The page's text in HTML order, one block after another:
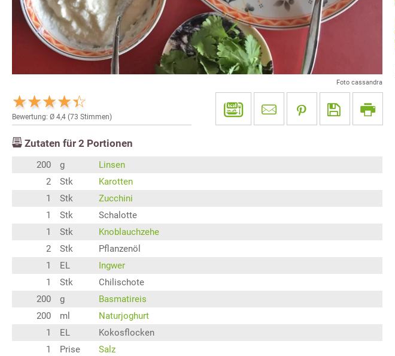
Foto cassandra
Bewertung: Ø 4,4 (73 Stimmen)
Zutaten für 2 Portionen
200 g
Linsen
2
Stk
Karotten
1
Stk
Zucchini
1
Stk
Schalotte
1
Stk
Knoblauchzehe
2
Stk
Pflanzenöl
1
EL
Ingwer
1
Stk
Chilischote
200
g
Basmatireis
200
ml
Naturjoghurt
1
EL
Kokosflocken
1
Prise
Salz